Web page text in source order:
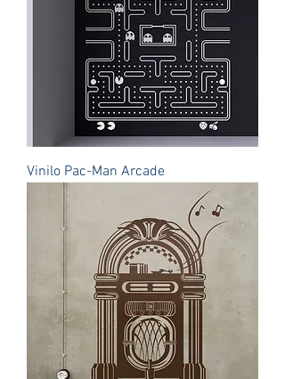
Vinilo Pac-Man Arcade